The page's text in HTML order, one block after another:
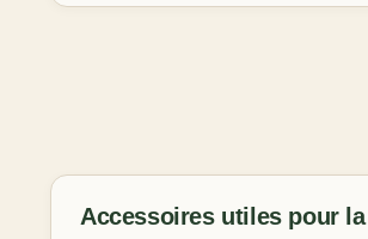
Accessoires utiles pour